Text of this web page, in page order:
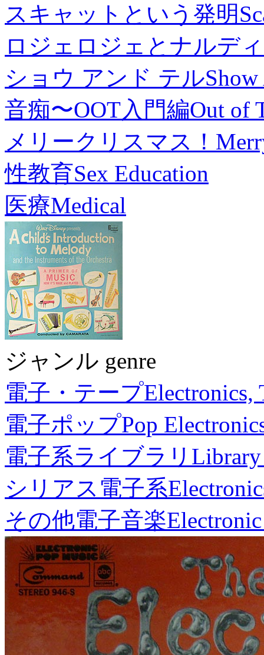
スキャットという発明
ロジェロジェとナルデ
ショウ アンド テル
音痴〜OOT入門編Out of
メリークリスマス！
性教育Sex Education
医療Medical
ジャンル genre
電子・テープElectronics,
電子ポップPop
電子系ライブラリ
シリアス電子系
その他電子音楽